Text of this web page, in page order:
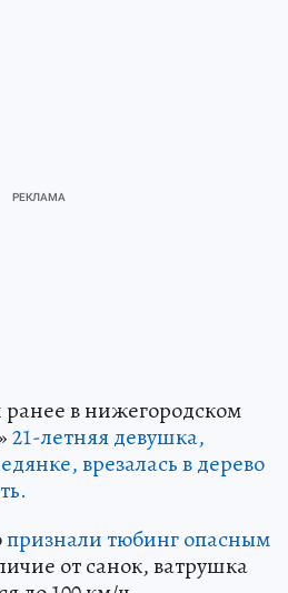
в нижегородском
21-летняя девушка,
врезалась в дерево
признали тюбинг опасным
от санок, ватрушка